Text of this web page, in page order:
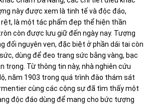
này được xem là tinh tế và độc đáo,
là một tác phẩm đẹp thể hiện thần
còn được lưu giữ đến ngày nay. Tượng
đối nguyên vẹn, đặc biệt ở phần dái tai còn
dùng để đeo trang sức bằng vàng, bạc
trọng. Từ thông tin này, nhà nghiên cứu
năm 1903 trong quá trình đào thám sát
cùng các cộng sự đã tìm thấy một
độc đáo dùng để mang cho bức tượng